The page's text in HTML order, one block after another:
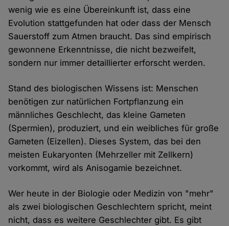
wenig wie es eine Übereinkunft ist, dass eine
Evolution stattgefunden hat oder dass der Mensch
Sauerstoff zum Atmen braucht. Das sind empirisch
gewonnene Erkenntnisse, die nicht bezweifelt,
sondern nur immer detaillierter erforscht werden.
Stand des biologischen Wissens ist: Menschen
benötigen zur natürlichen Fortpflanzung ein
männliches Geschlecht, das kleine Gameten
(Spermien), produziert, und ein weibliches für große
Gameten (Eizellen). Dieses System, das bei den
meisten Eukaryonten (Mehrzeller mit Zellkern)
vorkommt, wird als Anisogamie bezeichnet.
Wer heute in der Biologie oder Medizin von "mehr"
als zwei biologischen Geschlechtern spricht, meint
nicht, dass es weitere Geschlechter gibt. Es gibt